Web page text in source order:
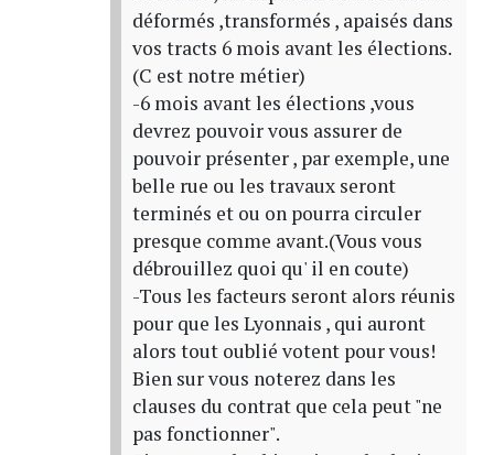
déformés ,transformés , apaisés dans
vos tracts 6 mois avant les élections.
(C est notre métier)
-6 mois avant les élections ,vous
devrez pouvoir vous assurer de
pouvoir présenter , par exemple, une
belle rue ou les travaux seront
terminés et ou on pourra circuler
presque comme avant.(Vous vous
débrouillez quoi qu' il en coute)
-Tous les facteurs seront alors réunis
pour que les Lyonnais , qui auront
alors tout oublié votent pour vous!
Bien sur vous noterez dans les
clauses du contrat que cela peut "ne
pas fonctionner".